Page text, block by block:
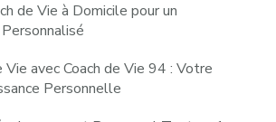
de Vie à Domicile pour un
avec Coach de Vie 94 : Votre
Personnelle